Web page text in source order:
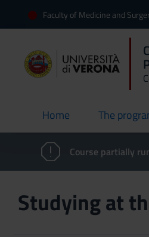
Faculty of Medicine and
Home
current The
Course partially
Studying at